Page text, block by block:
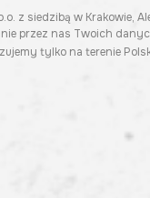
siedzibą w Krakowie,
przez nas Twoich
tylko na terenie